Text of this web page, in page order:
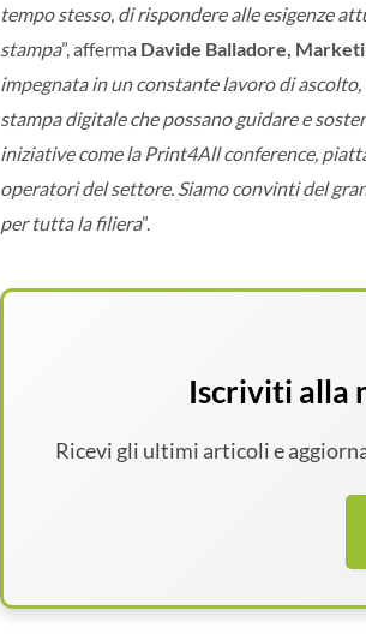
tempo stesso, di rispondere alle esigenze
stampa”, afferma Davide Balladore,
impegnata in un constante lavoro di
stampa digitale che possano guidare e
iniziative come la Print4All conference,
operatori del settore. Siamo convinti del
per tutta la filiera”.
Iscriviti alla
Ricevi gli ultimi articoli e